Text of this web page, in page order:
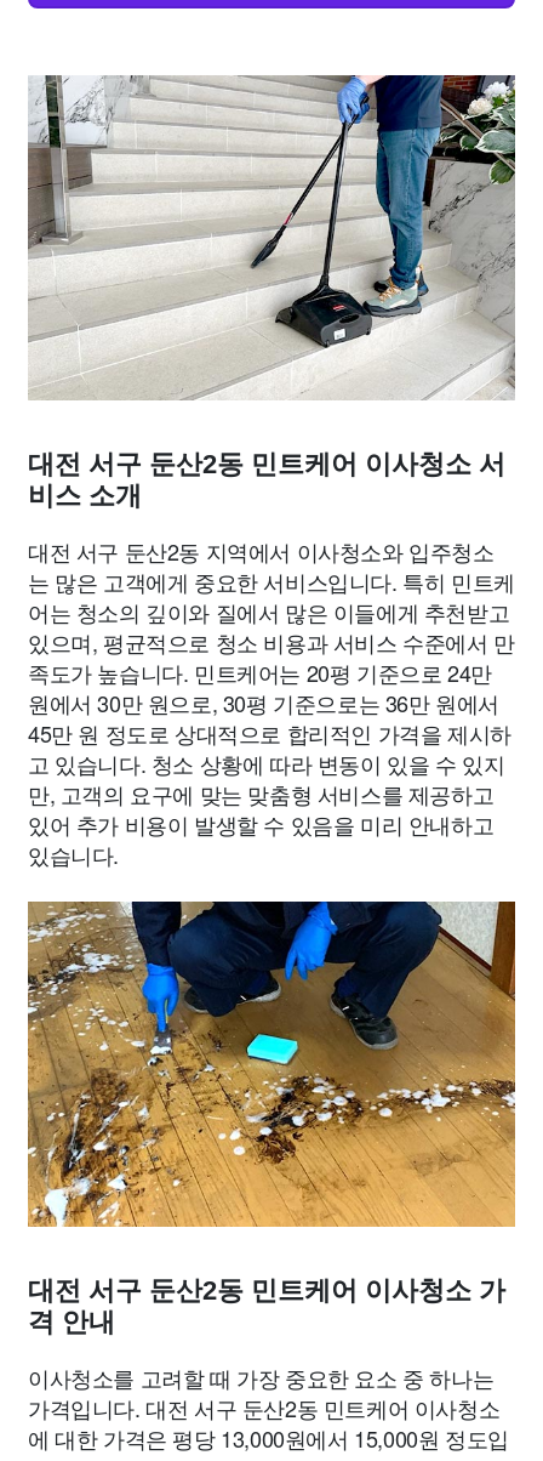
대전 서구 둔산2동 민트케어 이사청소 서
비스 소개
대전 서구 둔산2동 지역에서 이사청소와 입주청소
는 많은 고객에게 중요한 서비스입니다. 특히 민트케
어는 청소의 깊이와 질에서 많은 이들에게 추천받고
있으며, 평균적으로 청소 비용과 서비스 수준에서 만
족도가 높습니다. 민트케어는 20평 기준으로 24만
원에서 30만 원으로, 30평 기준으로는 36만 원에서
45만 원 정도로 상대적으로 합리적인 가격을 제시하
고 있습니다. 청소 상황에 따라 변동이 있을 수 있지
만, 고객의 요구에 맞는 맞춤형 서비스를 제공하고
있어 추가 비용이 발생할 수 있음을 미리 안내하고
있습니다.
대전 서구 둔산2동 민트케어 이사청소 가
격 안내
이사청소를 고려할 때 가장 중요한 요소 중 하나는
가격입니다. 대전 서구 둔산2동 민트케어 이사청소
에 대한 가격은 평당 13,000원에서 15,000원 정도입